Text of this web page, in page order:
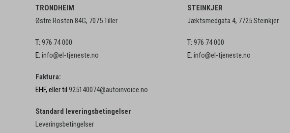
TRONDHEIM
Østre Rosten 84G, 7075 Tiller
T: 976 74 000
E: info@el-tjeneste.no
Faktura:
EHF, eller til 925140074@autoinvoice.no
Standard leveringsbetingelser
Leveringsbetingelser
STEINKJER
Jæktsmedgata 4, 7725 Steinkjer
T: 976 74 000
E: info@el-tjeneste.no